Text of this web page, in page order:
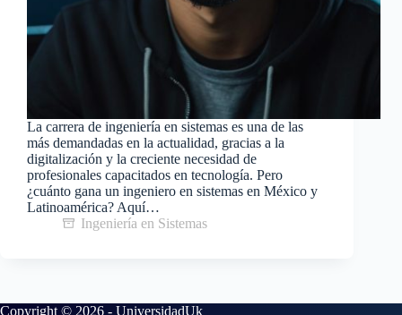
La carrera de ingeniería en sistemas es una de las
más demandadas en la actualidad, gracias a la
digitalización y la creciente necesidad de
profesionales capacitados en tecnología. Pero
¿cuánto gana un ingeniero en sistemas en México y
Latinoamérica? Aquí…
Ingeniería en Sistemas
Copyright © 2026 - UniversidadUk